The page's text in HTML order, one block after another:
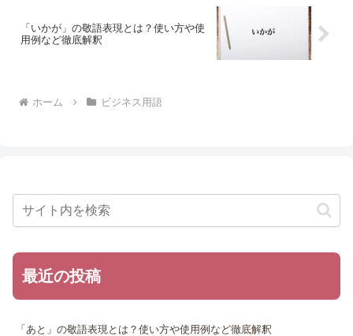
「いかが」の敬語表現とは？使い方や使
用例など徹底解釈
ホーム ビジネス用語
最近の投稿
「あと」の敬語表現とは？使い方や使用例など徹底解釈